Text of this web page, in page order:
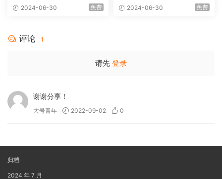
1080p Blu-ray AVC DTS-HD
2024-06-30 免费
B] 2024-06-30 免费
评论 1
请先 登录
谢谢分享！
大号青年 2022-09-02 0
归档
2024 年 7 月